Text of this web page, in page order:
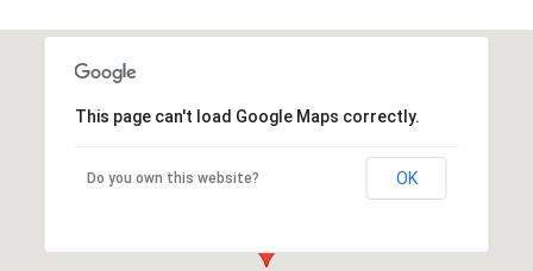
This page can't load Google Maps correctly.
Do you own this website? OK